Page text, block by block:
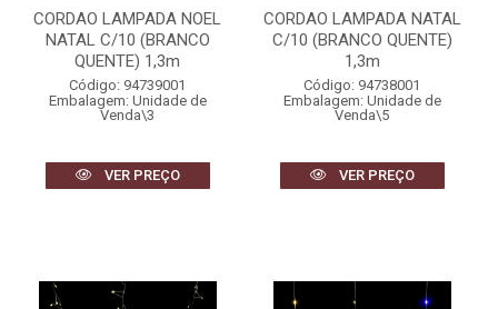
CORDAO LAMPADA NOEL
NATAL C/10 (BRANCO
QUENTE) 1,3m
Código: 94739001
Embalagem: Unidade de
Venda\3
VER PREÇO
CORDAO LAMPADA NATAL
C/10 (BRANCO QUENTE)
1,3m
Código: 94738001
Embalagem: Unidade de
Venda\5
VER PREÇO